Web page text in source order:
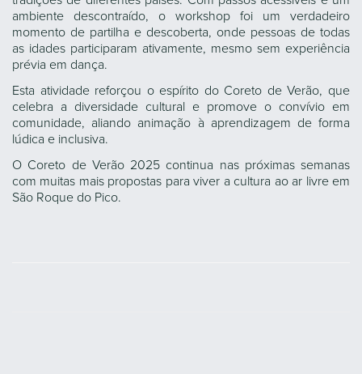
ambiente descontraído, o workshop foi um verdadeiro
momento de partilha e descoberta, onde pessoas de todas
as idades participaram ativamente, mesmo sem experiência
prévia em dança.
Esta atividade reforçou o espírito do Coreto de Verão, que
celebra a diversidade cultural e promove o convívio em
comunidade, aliando animação à aprendizagem de forma
lúdica e inclusiva.
O Coreto de Verão 2025 continua nas próximas semanas
com muitas mais propostas para viver a cultura ao ar livre em
São Roque do Pico.